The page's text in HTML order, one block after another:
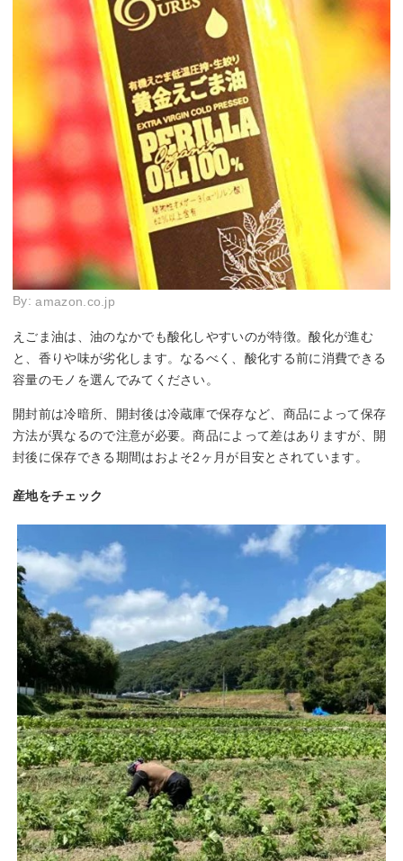
By:amazon.co.jp
えごま油は、油のなかでも酸化しやすいのが特徴。酸化が進む
と、香りや味が劣化します。なるべく、酸化する前に消費できる
容量のモノを選んでみてください。
開封前は冷暗所、開封後は冷蔵庫で保存など、商品によって保存
方法が異なるので注意が必要。商品によって差はありますが、開
封後に保存できる期間はおよそ2ヶ月が目安とされています。
産地をチェック